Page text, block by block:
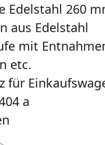
Edelstahl 260
aus Edelstahl
mit
etc.
für
a